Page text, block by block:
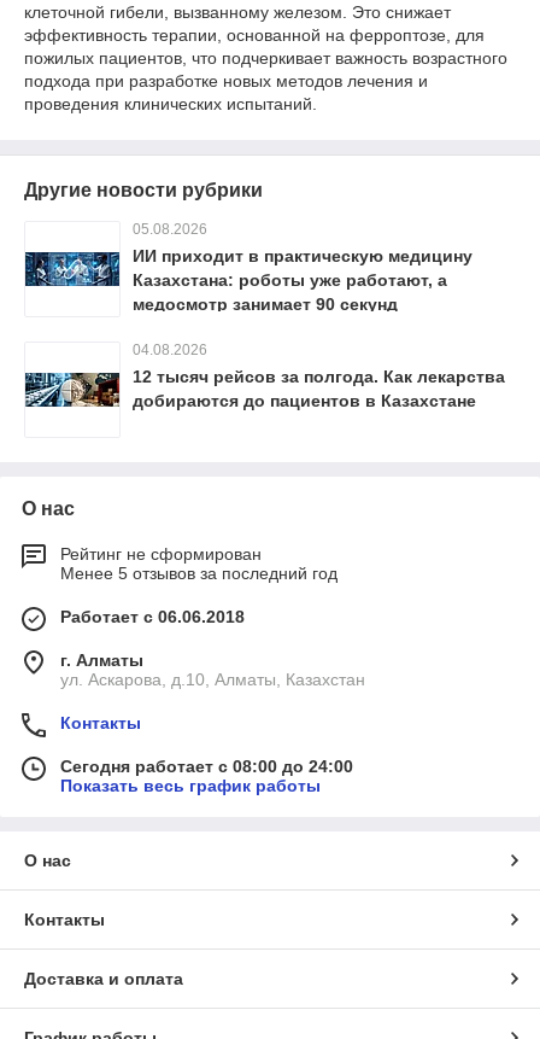
клеточной гибели, вызванному железом. Это снижает
эффективность терапии, основанной на ферроптозе, для
пожилых пациентов, что подчеркивает важность возрастного
подхода при разработке новых методов лечения и
проведения клинических испытаний.
Другие новости рубрики
05.08.2026
ИИ приходит в практическую медицину
Казахстана: роботы уже работают, а
медосмотр занимает 90 секунд
04.08.2026
12 тысяч рейсов за полгода. Как лекарства
добираются до пациентов в Казахстане
О нас
Рейтинг не сформирован
Менее 5 отзывов за последний год
Работает с 06.06.2018
г. Алматы
ул. Аскарова, д.10, Алматы, Казахстан
Контакты
Сегодня работает с 08:00 до 24:00
Показать весь график работы
О нас
Контакты
Доставка и оплата